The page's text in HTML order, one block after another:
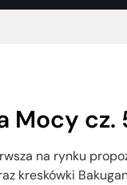
Mocy cz.
na rynku
kreskówki